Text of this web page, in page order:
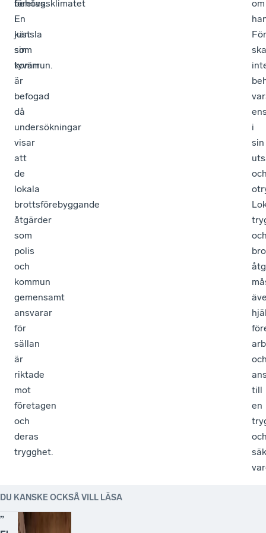
företagsklimatet
i
just
sin
kommun.
behövs.
En
känsla
som
tyvärr
är
befogad
då
undersökningar
visar
att
de
lokala
brottsförebyggande
åtgärder
som
polis
och
kommun
gemensamt
ansvarar
för
sällan
är
riktade
mot
företagen
och
deras
trygghet.
om
ska
i
sin
till
en
DU KANSKE OCKSÅ VILL LÄSA
”